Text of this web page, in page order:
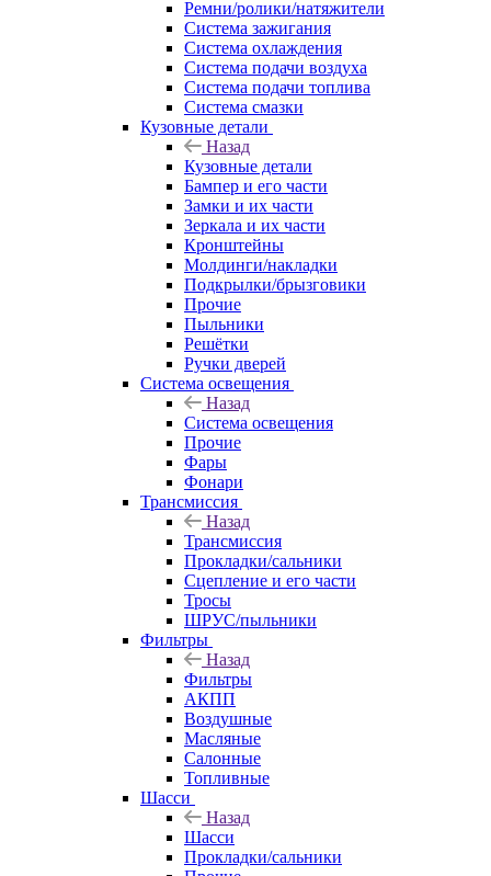
Ремни/ролики/натяжители
Система зажигания
Система охлаждения
Система подачи воздуха
Система подачи топлива
Система смазки
Кузовные детали
Назад
Кузовные детали
Бампер и его части
Замки и их части
Зеркала и их части
Кронштейны
Молдинги/накладки
Подкрылки/брызговики
Прочие
Пыльники
Решётки
Ручки дверей
Система освещения
Назад
Система освещения
Прочие
Фары
Фонари
Трансмиссия
Назад
Трансмиссия
Прокладки/сальники
Сцепление и его части
Тросы
ШРУС/пыльники
Фильтры
Назад
Фильтры
АКПП
Воздушные
Масляные
Салонные
Топливные
Шасси
Назад
Шасси
Прокладки/сальники